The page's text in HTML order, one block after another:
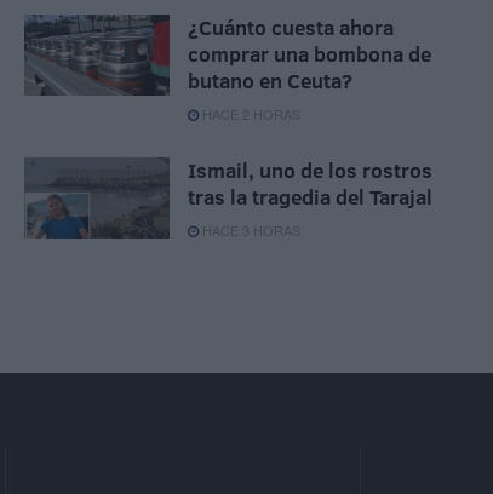
¿Cuánto cuesta ahora
comprar una bombona de
butano en Ceuta?
HACE 2 HORAS
Ismail, uno de los rostros
tras la tragedia del Tarajal
HACE 3 HORAS